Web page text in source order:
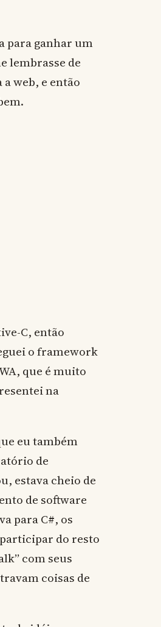
para ganhar um
lembrasse de
web, e então
C, então
o framework
que é muito
na
eu também
de
estava cheio de
de software
para C#, os
do resto
com seus
coisas de